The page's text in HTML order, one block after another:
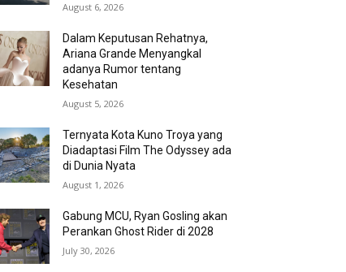
August 6, 2026
Dalam Keputusan Rehatnya,
Ariana Grande Menyangkal
adanya Rumor tentang
Kesehatan
August 5, 2026
Ternyata Kota Kuno Troya yang
Diadaptasi Film The Odyssey ada
di Dunia Nyata
August 1, 2026
Gabung MCU, Ryan Gosling akan
Perankan Ghost Rider di 2028
July 30, 2026